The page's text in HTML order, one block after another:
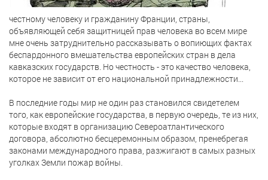
честному человеку и гражданину Франции, страны,
объявляющей себя защитницей прав человека во всем мире
мне очень затруднительно рассказывать о вопиющих фактах
беспардонного вмешательства европейских стран в дела
кавказских государств. Но честность - это качество человека,
которое не зависит от его национальной принадлежности...
В последние годы мир не один раз становился свидетелем
того, как европейские государства, в первую очередь, те из них,
которые входят в организацию Североатлантического
договора, абсолютно бесцеремонным образом, пренебрегая
законами международного права, разжигают в самых разных
уголках Земли пожар войны.